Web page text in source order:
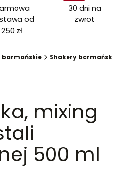
od
250 zł
30 dni na
zwrot
barmańskie Shakery barmańskie
mixing
500 ml